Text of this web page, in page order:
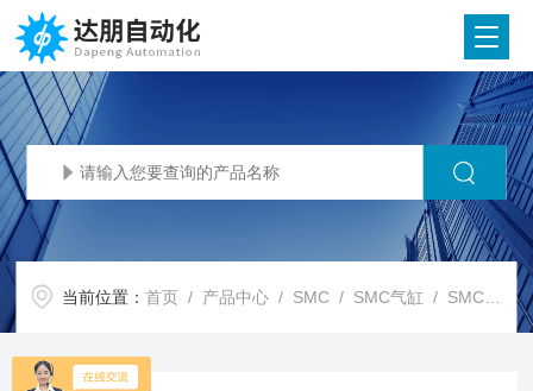
当前位置：首页 / 产品中心 / SMC / SMC气缸 / SMC代理SMC 摆台 MSU/MDSU